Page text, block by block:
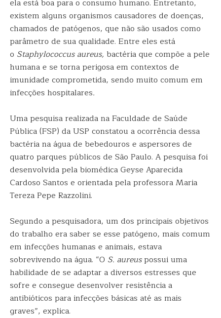
ela está boa para o consumo humano. Entretanto,
existem alguns organismos causadores de doenças,
chamados de patógenos, que não são usados como
parâmetro de sua qualidade. Entre eles está
o Staphylococcus aureus, bactéria que compõe a pele
humana e se torna perigosa em contextos de
imunidade comprometida, sendo muito comum em
infecções hospitalares.
Uma pesquisa realizada na Faculdade de Saúde
Pública (FSP) da USP constatou a ocorrência dessa
bactéria na água de bebedouros e aspersores de
quatro parques públicos de São Paulo. A pesquisa foi
desenvolvida pela biomédica Geyse Aparecida
Cardoso Santos e orientada pela professora Maria
Tereza Pepe Razzolini.
Segundo a pesquisadora, um dos principais objetivos
do trabalho era saber se esse patógeno, mais comum
em infecções humanas e animais, estava
sobrevivendo na água. “O S. aureuspossui uma
habilidade de se adaptar a diversos estresses que
sofre e consegue desenvolver resistência a
antibióticos para infecções básicas até as mais
graves”, explica.